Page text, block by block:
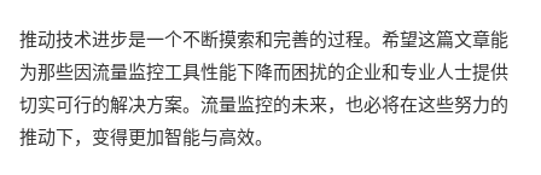
推动技术进步是一个不断摸索和完善的过程。希望这篇文章能
为那些因流量监控工具性能下降而困扰的企业和专业人士提供
切实可行的解决方案。流量监控的未来，也必将在这些努力的
推动下，变得更加智能与高效。